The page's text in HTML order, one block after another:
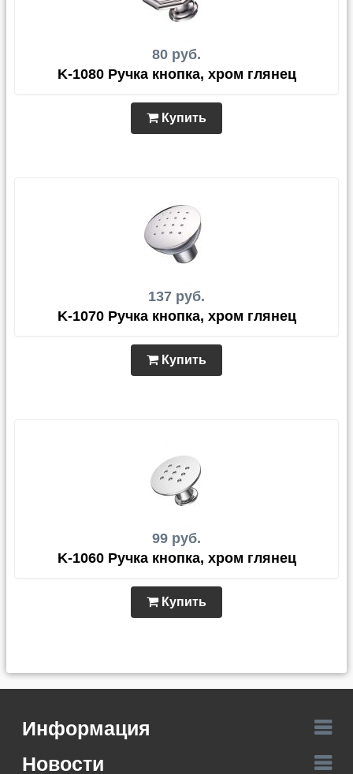
80 руб.
K-1080 Ручка кнопка, хром глянец
Купить
137 руб.
K-1070 Ручка кнопка, хром глянец
Купить
99 руб.
K-1060 Ручка кнопка, хром глянец
Купить
Информация
Новости